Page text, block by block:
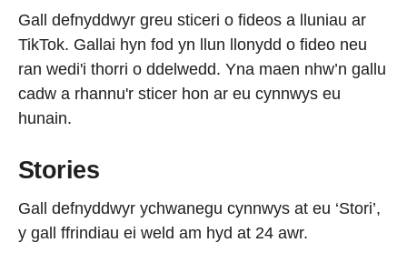
Gall defnyddwyr greu sticeri o fideos a lluniau ar
TikTok. Gallai hyn fod yn llun llonydd o fideo neu
ran wedi'i thorri o ddelwedd. Yna maen nhw’n gallu
cadw a rhannu'r sticer hon ar eu cynnwys eu
hunain.
Stories
Gall defnyddwyr ychwanegu cynnwys at eu ‘Stori’,
y gall ffrindiau ei weld am hyd at 24 awr.